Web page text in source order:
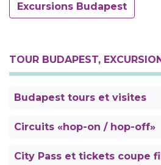
Excursions Budapest
TOUR BUDAPEST,
Budapest tours et visites
Circuits «hop-on / hop-off»
City Pass et tickets coupe